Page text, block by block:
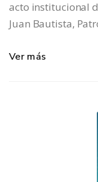
acto institucional
Juan Bautista,
Ver más